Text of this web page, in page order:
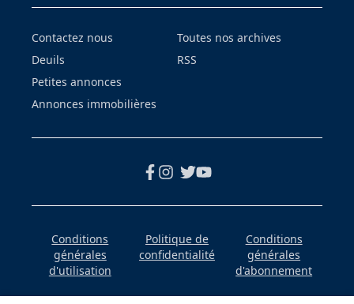
Contactez nous
Deuils
Petites annonces
Annonces immobilières
Toutes nos archives
RSS
Conditions
générales
d'utilisation
Politique de
confidentialité
Conditions
générales
d'abonnement